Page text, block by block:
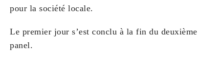
pour la société locale.
Le premier jour s’est conclu à la fin du deuxième
panel.